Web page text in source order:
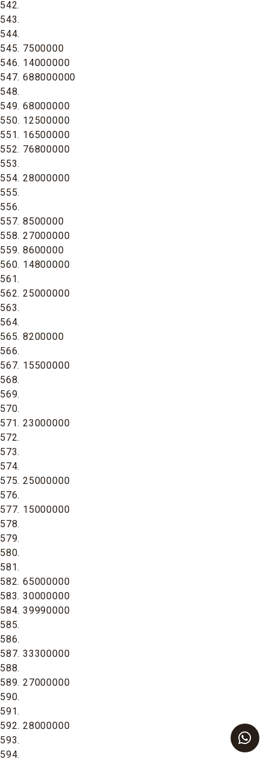
542.
543.
544.
545. 7500000
546. 14000000
547. 688000000
548.
549. 68000000
550. 12500000
551. 16500000
552. 76800000
553.
554. 28000000
555.
556.
557. 8500000
558. 27000000
559. 8600000
560. 14800000
561.
562. 25000000
563.
564.
565. 8200000
566.
567. 15500000
568.
569.
570.
571. 23000000
572.
573.
574.
575. 25000000
576.
577. 15000000
578.
579.
580.
581.
582. 65000000
583. 30000000
584. 39990000
585.
586.
587. 33300000
588.
589. 27000000
590.
591.
592. 28000000
593.
594.